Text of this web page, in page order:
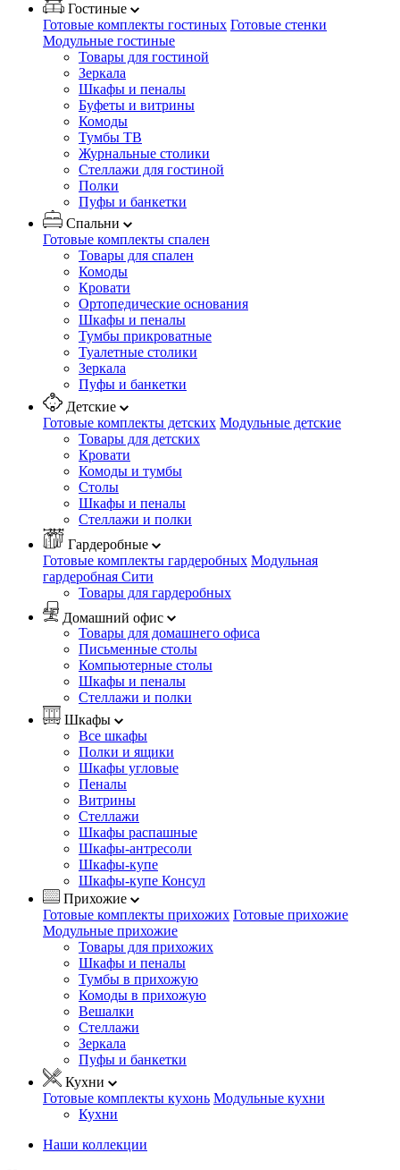
Гостиные
Готовые комплекты гостиных Готовые стенки
Модульные гостиные
Товары для гостиной
Зеркала
Шкафы и пеналы
Буфеты и витрины
Комоды
Тумбы ТВ
Журнальные столики
Стеллажи для гостиной
Полки
Пуфы и банкетки
Спальни
Готовые комплекты спален
Товары для спален
Комоды
Кровати
Ортопедические основания
Шкафы и пеналы
Тумбы прикроватные
Туалетные столики
Зеркала
Пуфы и банкетки
Детские
Готовые комплекты детских Модульные детские
Товары для детских
Кровати
Комоды и тумбы
Столы
Шкафы и пеналы
Стеллажи и полки
Гардеробные
Готовые комплекты гардеробных Модульная
гардеробная Сити
Товары для гардеробных
Домашний офис
Товары для домашнего офиса
Письменные столы
Компьютерные столы
Шкафы и пеналы
Стеллажи и полки
Шкафы
Все шкафы
Полки и ящики
Шкафы угловые
Пеналы
Витрины
Стеллажи
Шкафы распашные
Шкафы-антресоли
Шкафы-купе
Шкафы-купе Консул
Прихожие
Готовые комплекты прихожих Готовые прихожие
Модульные прихожие
Товары для прихожих
Шкафы и пеналы
Тумбы в прихожую
Комоды в прихожую
Вешалки
Стеллажи
Зеркала
Пуфы и банкетки
Кухни
Готовые комплекты кухонь Модульные кухни
Кухни
Наши коллекции